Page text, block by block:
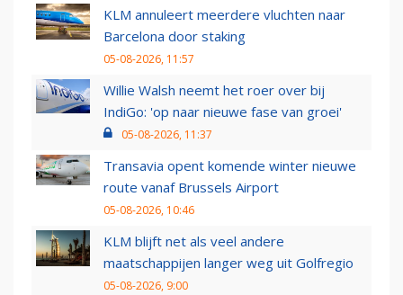
KLM annuleert meerdere vluchten naar
Barcelona door staking
05-08-2026, 11:57
Willie Walsh neemt het roer over bij
IndiGo: 'op naar nieuwe fase van groei'
05-08-2026, 11:37
Transavia opent komende winter nieuwe
route vanaf Brussels Airport
05-08-2026, 10:46
KLM blijft net als veel andere
maatschappijen langer weg uit Golfregio
05-08-2026, 9:00